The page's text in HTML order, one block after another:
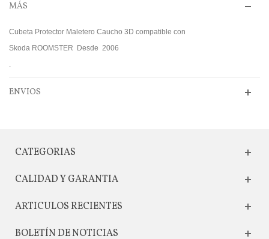
MÁS
Cubeta Protector Maletero Caucho 3D compatible con
Skoda ROOMSTER Desde 2006
.
ENVIOS
CATEGORIAS
CALIDAD Y GARANTIA
ARTICULOS RECIENTES
BOLETÍN DE NOTICIAS